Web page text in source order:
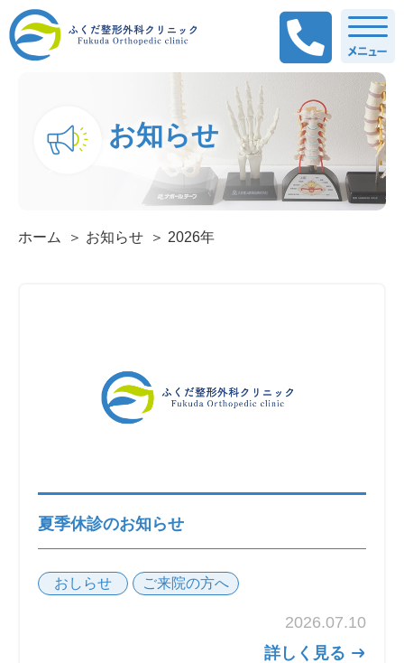
お知らせ
ホーム お知らせ 2026年
夏季休診のお知らせ
おしらせ ご来院の方へ
2026.07.10
詳しく見る